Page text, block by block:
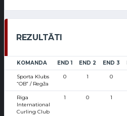
REZULTĀTI
KOMANDA END 1 END 2 END 3
Sporta Klubs
“OB” / Regža
0 1 0
Riga
International
Curling Club
1 0 1